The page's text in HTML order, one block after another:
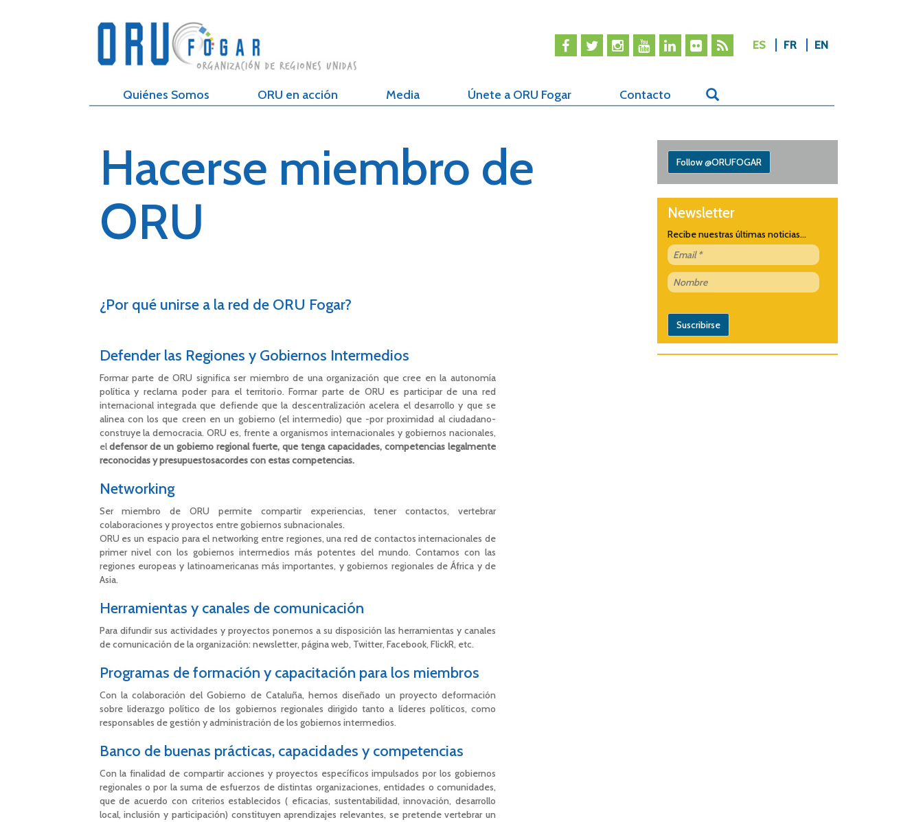
ES FR EN
Quiénes Somos ORU en acción Media Únete a ORU Fogar Contacto
Hacerse miembro de
ORU
¿Por qué unirse a la red de ORU Fogar?
Defender las Regiones y Gobiernos Intermedios
Formar parte de ORU significa ser miembro de una organización que cree en la autonomía
política y reclama poder para el territorio. Formar parte de ORU es participar de una red
internacional integrada que defiende que la descentralización acelera el desarrollo y que se
alinea con los que creen en un gobierno (el intermedio) que -por proximidad al ciudadano-
construye la democracia. ORU es, frente a organismos internacionales y gobiernos nacionales,
eldefensor de un gobierno regional fuerte, que tenga capacidades, competencias legalmente
reconocidas y presupuestosacordes con estas competencias.
Networking
Ser miembro de ORU permite compartir experiencias, tener contactos, vertebrar
colaboraciones y proyectos entre gobiernos subnacionales.
ORU es un espacio para el networking entre regiones, una red de contactos internacionales de
primer nivel con los gobiernos intermedios más potentes del mundo. Contamos con las
regiones europeas y latinoamericanas más importantes, y gobiernos regionales de África y de
Asia.
Herramientas y canales de comunicación
Para difundir sus actividades y proyectos ponemos a su disposición las herramientas y canales
de comunicación de la organización: newsletter, página web, Twitter, Facebook, FlickR, etc.
Programas de formación y capacitación para los miembros
Con la colaboración del Gobierno de Cataluña, hemos diseñado un proyecto deformación
sobre liderazgo político de los gobiernos regionales dirigido tanto a líderes políticos, como
responsables de gestión y administración de los gobiernos intermedios.
Banco de buenas prácticas, capacidades y competencias
Con la finalidad de compartir acciones y proyectos específicos impulsados por los gobiernos
regionales o por la suma de esfuerzos de distintas organizaciones, entidades o comunidades,
que de acuerdo con criterios establecidos ( eficacias, sustentabilidad, innovación, desarrollo
local, inclusión y participación) constituyen aprendizajes relevantes, se pretende vertebrar un
Follow @ORUFOGAR
Newsletter
Recibe nuestras últimas noticias...